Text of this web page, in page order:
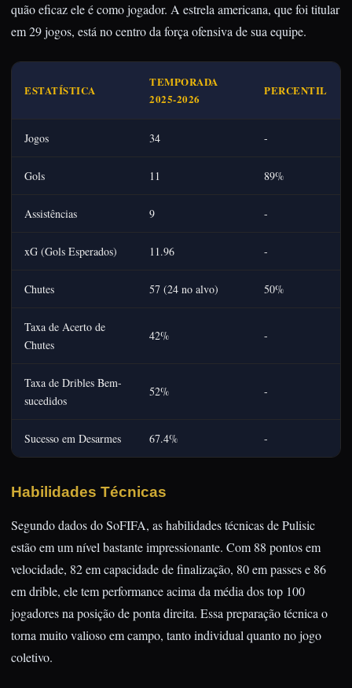
quão eficaz ele é como jogador. A estrela americana, que foi titular
em 29 jogos, está no centro da força ofensiva de sua equipe.
ESTATÍSTICA
TEMPORADA
2025-2026
PERCENTIL
Jogos 34 -
Gols 11 89%
Assistências 9 -
xG (Gols Esperados) 11.96 -
Chutes 57 (24 no alvo) 50%
Taxa de Acerto de
Chutes
42% -
Taxa de Dribles Bem-
sucedidos
52% -
Sucesso em Desarmes 67.4% -
Habilidades Técnicas
Segundo dados do SoFIFA, as habilidades técnicas de Pulisic
estão em um nível bastante impressionante. Com 88 pontos em
velocidade, 82 em capacidade de finalização, 80 em passes e 86
em drible, ele tem performance acima da média dos top 100
jogadores na posição de ponta direita. Essa preparação técnica o
torna muito valioso em campo, tanto individual quanto no jogo
coletivo.